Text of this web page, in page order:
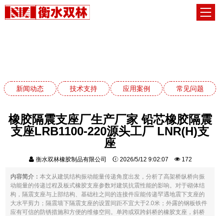
新闻动态 技术支持 应用案例 常见问题
橡胶隔震支座厂生产厂家 铅芯橡胶隔震
支座LRB1100-220源头工厂 LNR(H)支
座
衡水双林橡胶制品有限公司 2026/5/12 9:02:07 172
内容简介：本文从建筑结构振动能量传递角度出发，分析了高架桥纵桥向振
动能量的传递过程及板式橡胶支座参数对建筑抗震性能的影响。对于砌体结
构，隔震支座与上部结构、基础柱之间的连接件应能传递罕遇地震下支座的
大水平剪力；隔震墙下隔震支座的设置间距不宜大于2.0米；外露的钢板铁件
应有可信的防锈措施和方便的维修空间。单跨或双跨斜桥的橡胶支座，斜桥